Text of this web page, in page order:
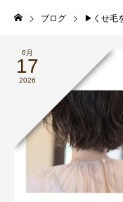
ブログ ▶︎くせ毛
6月
17
2026